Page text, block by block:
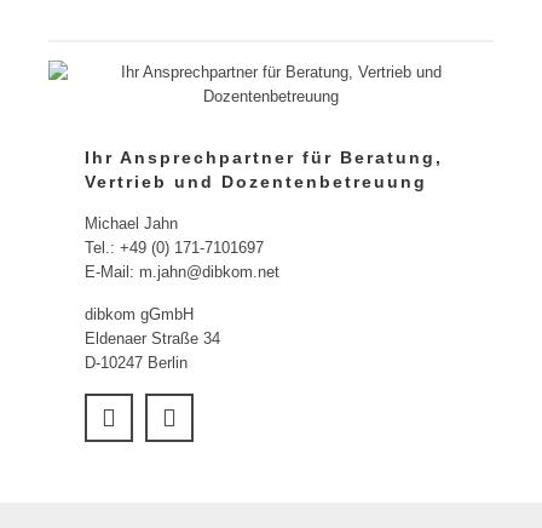
Ihr Ansprechpartner für Beratung,
Vertrieb und Dozentenbetreuung
Michael Jahn
Tel.: +49 (0) 171-7101697
E-Mail: m.jahn@dibkom.net
dibkom gGmbH
Eldenaer Straße 34
D-10247 Berlin